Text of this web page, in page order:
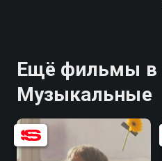
Ещё фильмы в
Музыкальные